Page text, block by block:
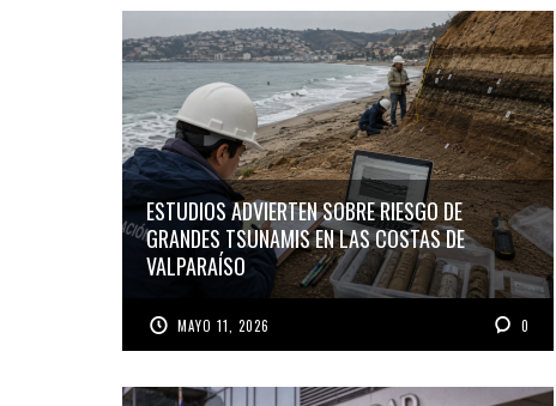
ESTUDIOS ADVIERTEN SOBRE RIESGO DE
GRANDES TSUNAMIS EN LAS COSTAS DE
VALPARAÍSO
MAYO 11, 2026 0